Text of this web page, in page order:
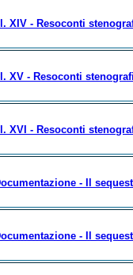
XIV - Resoconti
XV - Resoconti
XVI - Resoconti
- Il
- Il